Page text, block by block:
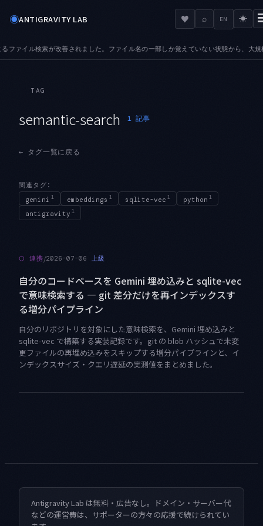
◉ANTIGRAVITY LAB ♥ ⌕ EN ☀
ル検索が改善されました。ファイル名の一部しか覚えていない状態から、大規模リポ
TAG
semantic-search 1 記事
← タグ一覧に戻る
関連タグ:
gemini 1 embeddings 1 sqlite-vec 1 python 1
antigravity 1
⬡ 連携/2026-07-06 上級
自分のコードベースを Gemini 埋め込みと sqlite-vec
で意味検索する — git 差分だけを再インデックスす
る増分パイプライン
自分のリポジトリを対象にした意味検索を、Gemini 埋め込みと
sqlite-vec で構築する実装記録です。git の blob ハッシュで未変
更ファイルの再埋め込みをスキップする増分パイプラインと、イ
ンデックスサイズ・クエリ遅延の実測値をまとめました。
Antigravity Lab は無料・広告なし。ドメイン・サーバー代
などの運営費は、サポーターの方々の応援で続けられてい